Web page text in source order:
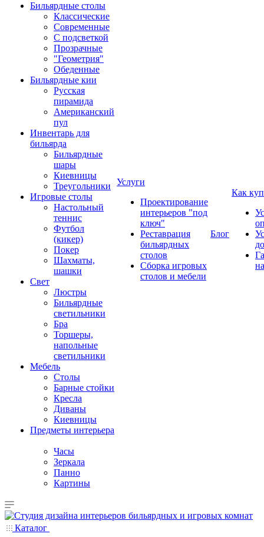
Бильярдные столы
Классические
Современные
С подсветкой
Прозрачные
"Геометрия"
Обеденные
Бильярдные кии
Русская
пирамида
Американский
пул
Инвентарь для
бильярда
Бильярдные
шары
Киевницы
Треугольники
Игровые столы
Настольный
теннис
Футбол
(кикер)
Покер
Шахматы,
шашки
Свет
Люстры
Бильярдные
светильники
Бра
Торшеры,
напольные
светильники
Мебель
Столы
Барные стойки
Кресла
Диваны
Киевницы
Предметы интерьера
Часы
Зеркала
Панно
Картины
Услуги
Проектирование
интерьеров "под
ключ"
Реставрация
бильярдных
столов
Сборка игровых
столов и мебели
Блог
Как
Каталог